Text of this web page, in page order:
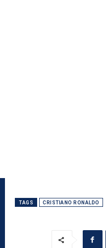
TAGS CRISTIANO RONALDO